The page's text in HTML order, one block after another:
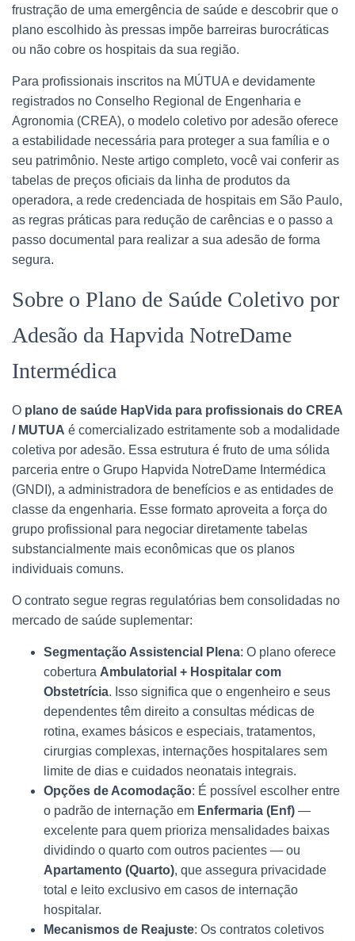
frustração de uma emergência de saúde e descobrir que o
plano escolhido às pressas impõe barreiras burocráticas
ou não cobre os hospitais da sua região.
Para profissionais inscritos na MÚTUA e devidamente
registrados no Conselho Regional de Engenharia e
Agronomia (CREA), o modelo coletivo por adesão oferece
a estabilidade necessária para proteger a sua família e o
seu patrimônio. Neste artigo completo, você vai conferir as
tabelas de preços oficiais da linha de produtos da
operadora, a rede credenciada de hospitais em São Paulo,
as regras práticas para redução de carências e o passo a
passo documental para realizar a sua adesão de forma
segura.
Sobre o Plano de Saúde Coletivo por
Adesão da Hapvida NotreDame
Intermédica
O plano de saúde HapVida para profissionais do CREA
/ MUTUA é comercializado estritamente sob a modalidade
coletiva por adesão. Essa estrutura é fruto de uma sólida
parceria entre o Grupo Hapvida NotreDame Intermédica
(GNDI), a administradora de benefícios e as entidades de
classe da engenharia. Esse formato aproveita a força do
grupo profissional para negociar diretamente tabelas
substancialmente mais econômicas que os planos
individuais comuns.
O contrato segue regras regulatórias bem consolidadas no
mercado de saúde suplementar:
Segmentação Assistencial Plena: O plano oferece
cobertura Ambulatorial + Hospitalar com
Obstetrícia. Isso significa que o engenheiro e seus
dependentes têm direito a consultas médicas de
rotina, exames básicos e especiais, tratamentos,
cirurgias complexas, internações hospitalares sem
limite de dias e cuidados neonatais integrais.
Opções de Acomodação: É possível escolher entre
o padrão de internação em Enfermaria (Enf) —
excelente para quem prioriza mensalidades baixas
dividindo o quarto com outros pacientes — ou
Apartamento (Quarto), que assegura privacidade
total e leito exclusivo em casos de internação
hospitalar.
Mecanismos de Reajuste: Os contratos coletivos